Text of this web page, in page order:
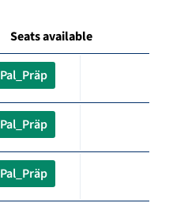
Seats available
Pal_Präp
Pal_Präp
Pal_Präp